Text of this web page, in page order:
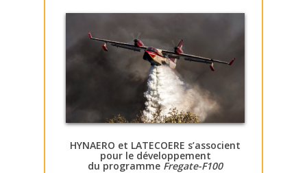
HYNAERO et LATECOERE s’associent
pour le développement
du programme Fregate-F100